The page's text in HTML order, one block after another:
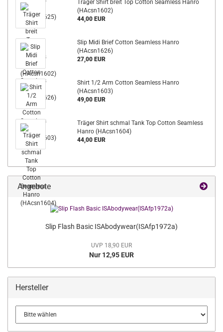
Träger Shirt breit Top Cotton Seamless Hanro
(HAcsn1602)
44,00 EUR
Slip Midi Brief Cotton Seamless Hanro
(HAcsn1626)
27,00 EUR
Shirt 1/2 Arm Cotton Seamless Hanro
(HAcsn1603)
49,00 EUR
Träger Shirt schmal Tank Top Cotton Seamless
Hanro (HAcsn1604)
44,00 EUR
Angebote
Slip Flash Basic ISAbodywear(ISAfp1972a)
UVP 18,90 EUR
Nur 12,95 EUR
Hersteller